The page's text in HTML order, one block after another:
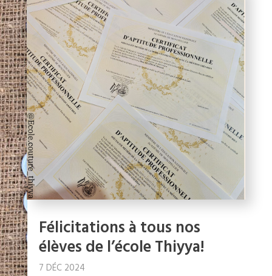
Félicitations à tous nos
élèves de l’école Thiyya!
7 DÉC 2024